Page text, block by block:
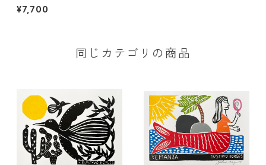
ルジェス 木版画 S【カーニバル】
¥7,700
同じカテゴリの商品